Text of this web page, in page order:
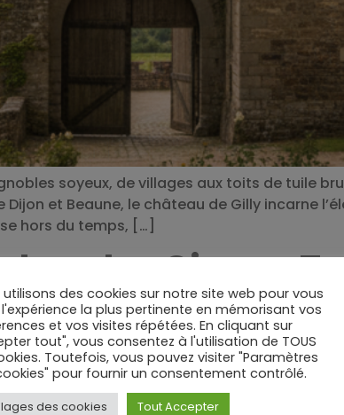
soyeux, de villages aux toits de tuile
et Beaune, le château de Gilly incarne
hors du temps, […]
les Cinque
utilisons des cookies sur notre site web pour vous
la plus pertinente en mémorisant vos
et vos visites répétées. En cliquant sur
tout", vous consentez à l'utilisation de TOUS
Toutefois, vous pouvez visiter "Paramètres
pour fournir un consentement contrôlé.
des cookies Tout Accepter